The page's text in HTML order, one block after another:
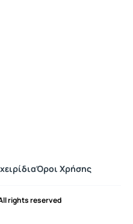
Όροι Χρήσης
rights reserved